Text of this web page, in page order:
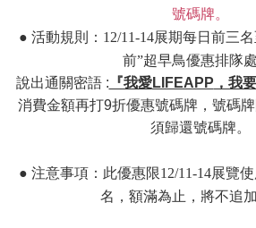
號碼牌。
● 活動規則： 12/11-14展期每日前三名
前”超早鳥優惠排隊處
說出通關密語: 『我愛LIFEAPP ，我
消費金額再打9折優惠號碼牌，號碼
須歸還號碼牌。
● 注意事項：此優惠限12/11-14展覽
名，額滿為止，將不追加